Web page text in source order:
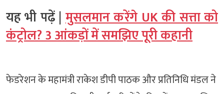
यह भी पढ़ें |मुसलमान करेंगे UK की सत्ता को
कंट्रोल? 3 आंकड़ों में समझिए पूरी कहानी
फेडरेशन के महामंत्री राकेश डीपी पाठक और प्रतिनिधि मंडल ने